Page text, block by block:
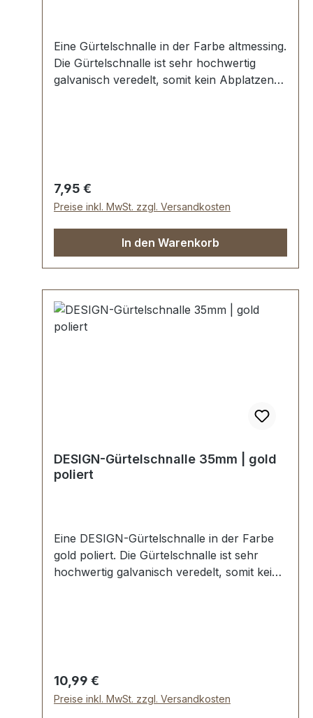
Eine Gürtelschnalle in der Farbe altmessing.
Die Gürtelschnalle ist sehr hochwertig
galvanisch veredelt, somit kein Abplatzen
Regulärer Preis:
7,95 €
Preise inkl. MwSt. zzgl. Versandkosten
In den Warenkorb
DESIGN-Gürtelschnalle 35mm | gold
poliert
Eine DESIGN-Gürtelschnalle in der Farbe
gold poliert. Die Gürtelschnalle ist sehr
hochwertig galvanisch veredelt, somit kein
Regulärer Preis:
10,99 €
Preise inkl. MwSt. zzgl. Versandkosten